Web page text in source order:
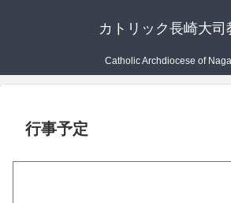
カトリック長崎大司
Catholic Archdiocese of
行事予定